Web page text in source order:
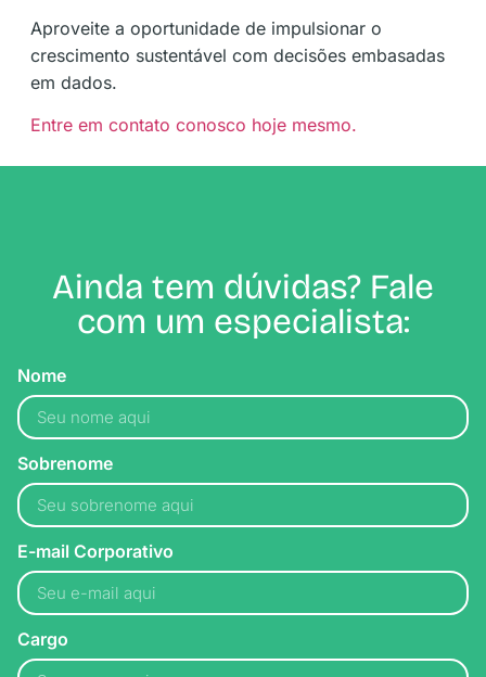
Aproveite a oportunidade de impulsionar o
crescimento sustentável com decisões embasadas
em dados.
Entre em contato conosco hoje mesmo.
Ainda tem dúvidas? Fale
com um especialista:
Nome
Sobrenome
E-mail Corporativo
Cargo